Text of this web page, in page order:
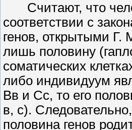
Считают, что
соответствии с
генов, открытыми Г.
лишь половину
соматических
либо индивидуум
Вв и Сс, то его
в, с).
половина генов